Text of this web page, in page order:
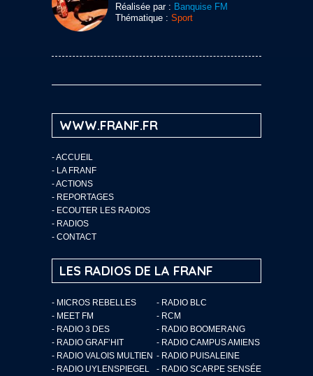
Réalisée par : Banquise FM
Thématique : Sport
WWW.FRANF.FR
-ACCUEIL
- LA FRANF
-ACTIONS
- REPORTAGES
- ECOUTER LES RADIOS
- RADIOS
- CONTACT
LES RADIOS DE LA FRANF
- MICROS REBELLES
- RADIO BLC
- MEET FM
- RCM
- RADIO 3 DES
- RADIO BOOMERANG
- RADIO GRAF’HIT
- RADIO CAMPUS AMIENS
- RADIO VALOIS MULTIEN - RADIO PUISALEINE
- RADIO UYLENSPIEGEL
- RADIO SCARPE SENSÉE